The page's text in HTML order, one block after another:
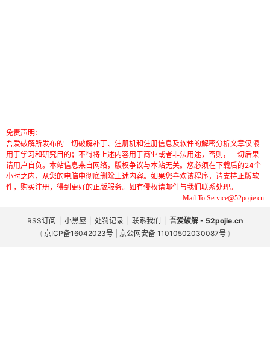
免责声明：
吾爱破解所发布的一切破解补丁、注册机和注册信息及软件的解密分析文章仅限
用于学习和研究目的；不得将上述内容用于商业或者非法用途，否则，一切后果
请用户自负。本站信息来自网络，版权争议与本站无关。您必须在下载后的24个
小时之内，从您的电脑中彻底删除上述内容。如果您喜欢该程序，请支持正版软
件，购买注册，得到更好的正版服务。如有侵权请邮件与我们联系处理。
Mail To:Service@52pojie.cn
RSS订阅 小黑屋 处罚记录 联系我们
吾爱破解 - 52pojie.cn
( 京ICP备16042023号 | 京公网安备 11010502030087号 )